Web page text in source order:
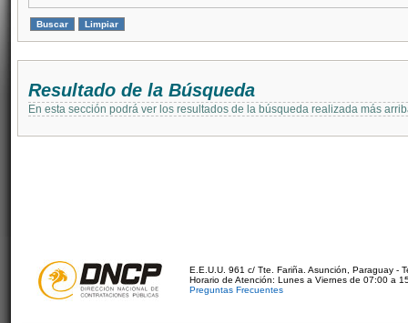
Resultado de la Búsqueda
En esta sección podrá ver los resultados de la búsqueda realizada más
E.E.U.U. 961 c/ Tte. Fariña. Asunción, Paraguay -
Horario de Atención: Lunes a Viernes de 07:00 a
Preguntas Frecuentes